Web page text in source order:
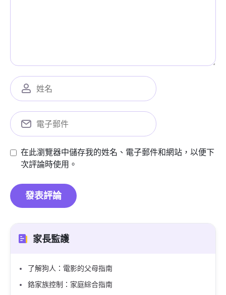
在此瀏覽器中儲存我的姓名、電子郵件和網站，以便下
次評論時使用。
家長監護
了解狗人：電影的父母指南
鉻家族控制：家庭綜合指南